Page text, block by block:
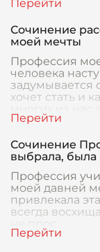
Сочинение
моей мечты
Профессия
человека
задумывается
хочет стать и
Сочинение
выбрала,
Профессия
моей давней
привлекала
всегда